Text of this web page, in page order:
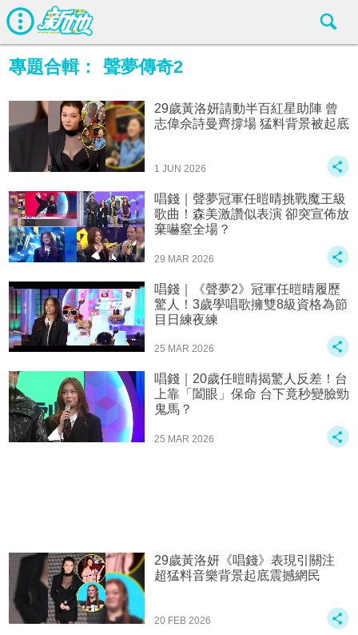
專題合輯： 聲夢傳奇2
29歲黃洛妍請動半百紅星助陣 曾
志偉佘詩曼齊撐場 猛料背景被起底
1 JUN 2026
唱錢｜聲夢冠軍任暟晴挑戰魔王級
歌曲！森美激讚似表演 卻突宣佈放
棄嚇窒全場？
29 MAR 2026
唱錢｜《聲夢2》冠軍任暟晴履歷
驚人！3歲學唱歌擁雙8級資格為節
目日練夜練
25 MAR 2026
唱錢｜20歲任暟晴揭驚人反差！台
上靠「闔眼」保命 台下竟秒變臉勁
鬼馬？
25 MAR 2026
29歲黃洛妍《唱錢》表現引關注
超猛料音樂背景起底震撼網民
20 FEB 2026